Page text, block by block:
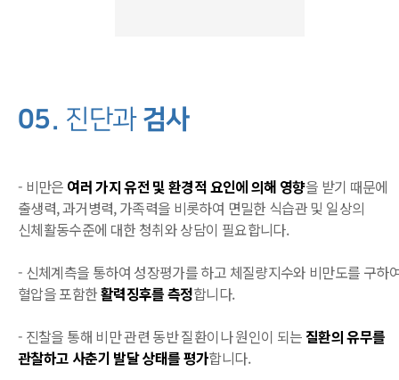
05. 진단과 검사
- 비만은 여러 가지 유전 및 환경적 요인에 의해 영향을 받기 때문에
출생력, 과거병력, 가족력을 비롯하여 면밀한 식습관 및 일상의
신체활동수준에 대한 청취와 상담이 필요합니다.
- 신체계측을 통하여 성장평가를 하고 체질량지수와 비만도를 구하
혈압을 포함한활력징후를 측정합니다.
- 진찰을 통해 비만 관련 동반 질환이나 원인이 되는 질환의 유무를
관찰하고 사춘기 발달 상태를 평가합니다.